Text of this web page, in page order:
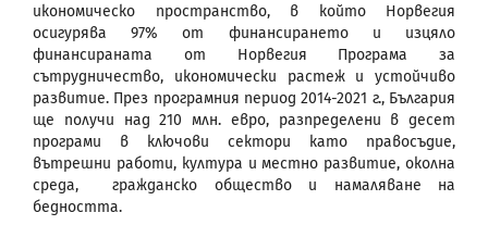
икономическо пространство, в който Норвегия
осигурява 97% от финансирането и изцяло
финансираната от Норвегия Програма за
сътрудничество, икономически растеж и устойчиво
развитие. През програмния период 2014-2021 г., България
ще получи над 210 млн. евро, разпределени в десет
програми в ключови сектори като правосъдие,
вътрешни работи, култура и местно развитие, околна
среда, гражданско общество и намаляване на
бедността.